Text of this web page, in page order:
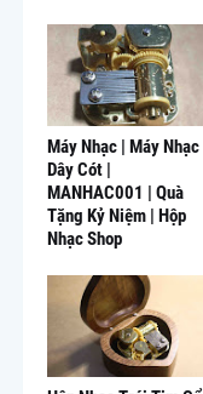
Máy Nhạc | Máy Nhạc
Dây Cót |
MANHAC001 | Quà
Tặng Kỷ Niệm | Hộp
Nhạc Shop